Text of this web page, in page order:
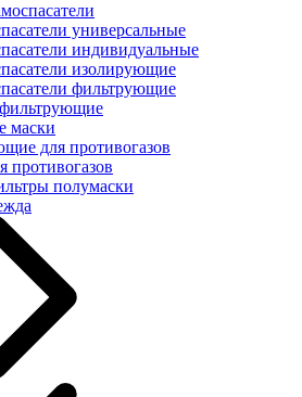
универсальные
индивидуальные
изолирующие
фильтрующие
маски
для противогазов
противогазов
полумаски